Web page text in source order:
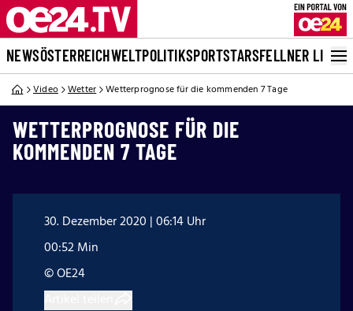
NEWSÖSTERREICHWELTPOLITIKSPORTSTARSFELLNER LIVE
Video Wetter Wetterprognose für die kommenden 7 Tage
WETTERPROGNOSE FÜR DIE
KOMMENDEN 7 TAGE
30. Dezember 2020 | 06:14 Uhr
00:52 Min
© OE24